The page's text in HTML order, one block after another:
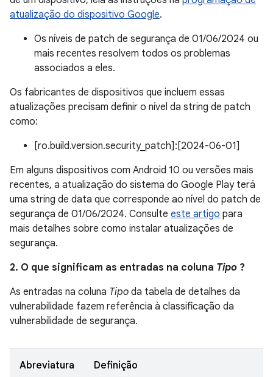
atualização do dispositivo Google.
Os níveis de patch de segurança de 01/06/2024 ou
mais recentes resolvem todos os problemas
associados a eles.
Os fabricantes de dispositivos que incluem essas
atualizações precisam definir o nível da string de patch
como:
[ro.build.version.security_patch]:[2024-06-01]
Em alguns dispositivos com Android 10 ou versões mais
recentes, a atualização do sistema do Google Play terá
uma string de data que corresponde ao nível do patch de
segurança de 01/06/2024. Consulte este artigo para
mais detalhes sobre como instalar atualizações de
segurança.
2. O que significam as entradas na coluna Tipo ?
As entradas na coluna Tipo da tabela de detalhes da
vulnerabilidade fazem referência à classificação da
vulnerabilidade de segurança.
Abreviatura Definição